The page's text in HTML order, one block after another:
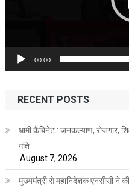
00:00
RECENT POSTS
धामी कैबिनेट : जनकल्याण, रोजगार,
गति
August 7, 2026
मुख्यमंत्री से महानिदेशक एनसीसी ने की